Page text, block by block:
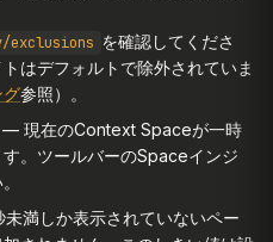
を確認してくださ
はデフォルトで除外されていま
グ参照）。
— 現在のContext Spaceが一時
。ツールバーのSpaceインジ
満しか表示されていないペー